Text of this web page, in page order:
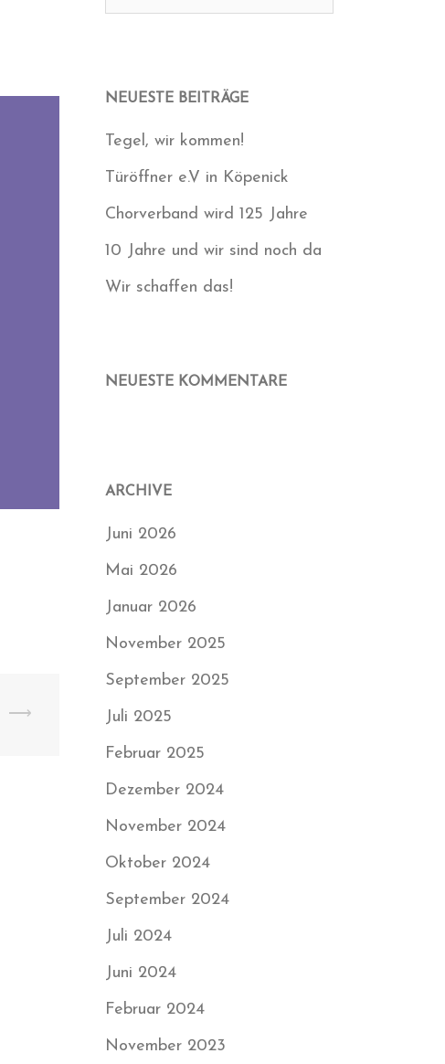
⟶
NEUESTE BEITRÄGE
Tegel, wir kommen!
Türöffner e.V in Köpenick
Chorverband wird 125 Jahre
10 Jahre und wir sind noch da
Wir schaffen das!
NEUESTE KOMMENTARE
ARCHIVE
Juni 2026
Mai 2026
Januar 2026
November 2025
September 2025
Juli 2025
Februar 2025
Dezember 2024
November 2024
Oktober 2024
September 2024
Juli 2024
Juni 2024
Februar 2024
November 2023